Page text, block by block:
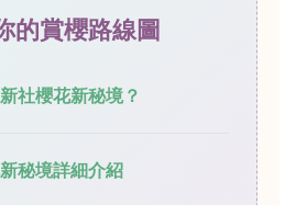
的賞櫻路線圖
社櫻花新秘境？
秘境詳細介紹